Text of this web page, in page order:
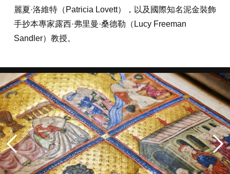
麗夏·洛維特（Patricia Lovett），以及國際知名泥金裝飾
手抄本專家露西·弗里曼·桑德勒（Lucy Freeman
Sandler）教授。